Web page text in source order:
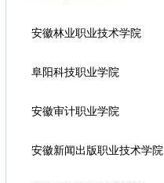
安徽林业职业技术学院
阜阳科技职业学院
安徽审计职业学院
安徽新闻出版职业技术学院